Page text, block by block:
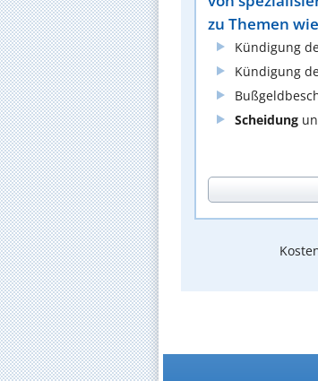
zu Themen wie
Kündigung
Kündigung
Scheidung